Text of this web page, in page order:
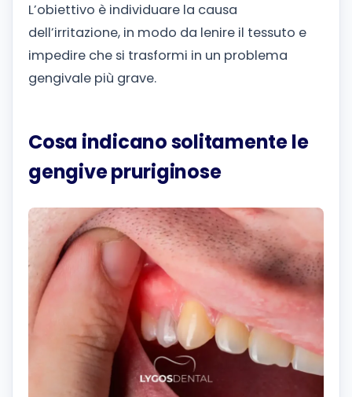
L’obiettivo è individuare la causa
dell’irritazione, in modo da lenire il tessuto e
impedire che si trasformi in un problema
gengivale più grave.
Cosa indicano solitamente le
gengive pruriginose